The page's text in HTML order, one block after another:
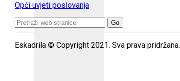
Opći uvjeti poslovanja
Search
for:
Eskadrila © Copyright 2021. Sva prava pridržana.